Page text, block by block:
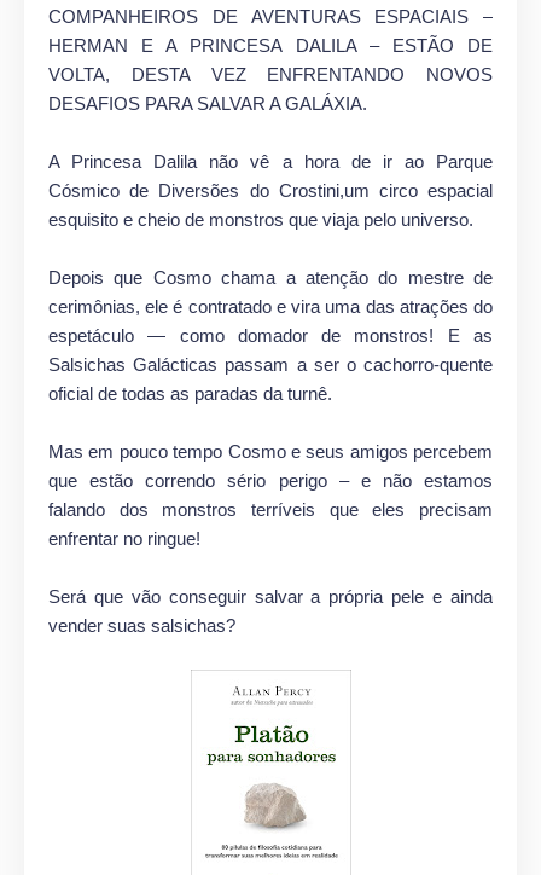
COMPANHEIROS DE AVENTURAS ESPACIAIS –
HERMAN E A PRINCESA DALILA – ESTÃO DE
VOLTA, DESTA VEZ ENFRENTANDO NOVOS
DESAFIOS PARA SALVAR A GALÁXIA.
A Princesa Dalila não vê a hora de ir ao Parque
Cósmico de Diversões do Crostini,um circo espacial
esquisito e cheio de monstros que viaja pelo universo.
Depois que Cosmo chama a atenção do mestre de
cerimônias, ele é contratado e vira uma das atrações do
espetáculo — como domador de monstros! E as
Salsichas Galácticas passam a ser o cachorro-quente
oficial de todas as paradas da turnê.
Mas em pouco tempo Cosmo e seus amigos percebem
que estão correndo sério perigo – e não estamos
falando dos monstros terríveis que eles precisam
enfrentar no ringue!
Será que vão conseguir salvar a própria pele e ainda
vender suas salsichas?